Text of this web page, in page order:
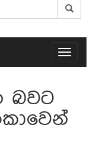
Toggle
බවට